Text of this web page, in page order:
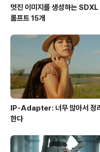
멋진 이미지를 생성하는 SDXL
롬프트 15개
IP-Adapter: 너무 많아서 정
한다